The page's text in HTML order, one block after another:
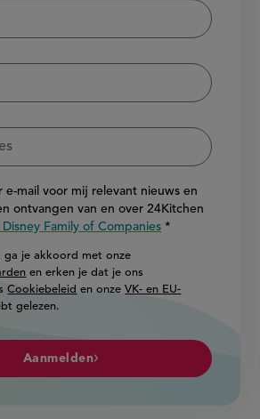
e-mail voor mij relevant nieuws en
ontvangen van en over 24Kitchen
Disney Family of Companies
ga je akkoord met onze
en erken je dat je ons
Cookiebeleid en onzeVK- en EU-
gelezen.
Aanmelden